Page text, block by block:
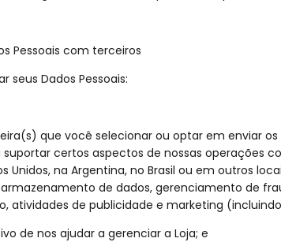
Pessoais com terceiros
seus Dados Pessoais:
que você selecionar ou optar em enviar
certos aspectos de nossas operações
Unidos, na Argentina, no Brasil ou em outros
de dados, gerenciamento de
atividades de publicidade e marketing
de nos ajudar a gerenciar a Loja; e